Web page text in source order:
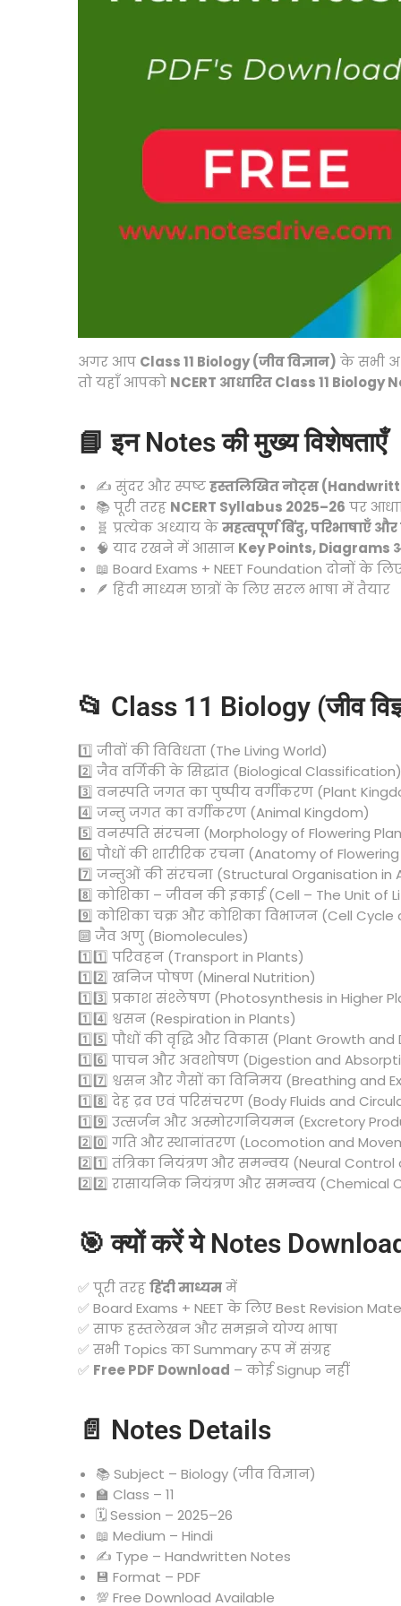
अगर आप Class 11 Biology (जीव विज्ञान) के सभी
तो यहाँ आपको NCERT आधारित Class 11 Biology
📘 इन Notes की मुख्य विशेषताएँ
✍️ सुंदर और स्पष्टहस्तलिखित नोट्स
📚 पूरी तरह NCERT Syllabus 2025–26 पर
🧬 प्रत्येक अध्याय केमहत्वपूर्ण बिंदु, परिभाषाएँ और
🧠 याद रखने में आसान Key Points, Diagrams
📖 Board Exams + NEET Foundation दोनों के
🪶 हिंदी माध्यम छात्रों के लिए सरल भाषा में तैयार
📂 Class 11 Biology (जीव
1️⃣ जीवों की विविधता (The Living World)
2️⃣ जैव वर्गिकी के सिद्धांत (Biological Classification)
3️⃣ वनस्पति जगत का पुष्पीय वर्गीकरण (Plant
4️⃣ जन्तु जगत का वर्गीकरण (Animal Kingdom)
5️⃣ वनस्पति संरचना (Morphology of Flowering
6️⃣ पौधों की शारीरिक रचना (Anatomy of
7️⃣ जन्तुओं की संरचना (Structural Organisation in
8️⃣ कोशिका – जीवन की इकाई (Cell – The Unit of
9️⃣ कोशिका चक्र और कोशिका विभाजन (Cell Cycle
🔟 जैव अणु (Biomolecules)
1️⃣1️⃣ परिवहन (Transport in Plants)
1️⃣2️⃣ खनिज पोषण (Mineral Nutrition)
1️⃣3️⃣ प्रकाश संश्लेषण (Photosynthesis in Higher
1️⃣4️⃣ श्वसन (Respiration in Plants)
1️⃣5️⃣ पौधों की वृद्धि और विकास (Plant Growth
1️⃣6️⃣ पाचन और अवशोषण (Digestion and
1️⃣7️⃣ श्वसन और गैसों का विनिमय (Breathing and
1️⃣8️⃣ देह द्रव एवं परिसंचरण (Body Fluids and
1️⃣9️⃣ उत्सर्जन और अस्मोरगनियमन (Excretory
2️⃣0️⃣ गति और स्थानांतरण (Locomotion and
2️⃣1️⃣ तंत्रिका नियंत्रण और समन्वय (Neural
2️⃣2️⃣ रासायनिक नियंत्रण और समन्वय (Chemical
🎯 क्यों करें ये Notes
✅ पूरी तरहहिंदी माध्यममें
✅ Board Exams + NEET के लिए Best Revision
✅ साफ हस्तलेखन और समझने योग्य भाषा
✅ सभी Topics का Summary रूप में संग्रह
✅ Free PDF Download – कोई Signup नहीं
📄 Notes Details
📚 Subject – Biology (जीव विज्ञान)
🏫 Class – 11
🗓️ Session – 2025–26
📖 Medium – Hindi
✍️ Type – Handwritten Notes
💾 Format – PDF
💯 Free Download Available